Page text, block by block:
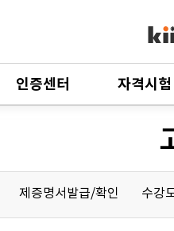
인증센터 자격시험
제증명서발급/확인 수강